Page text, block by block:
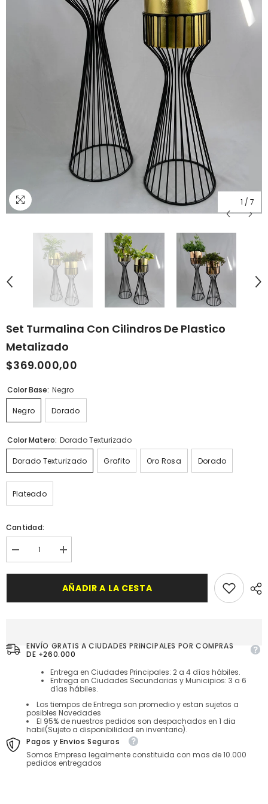
1 / 7
Set Turmalina Con Cilindros De Plastico
Metalizado
$369.000,00
Color Base: Negro
Negro Dorado
Color Matero: Dorado Texturizado
Dorado Texturizado Grafito Oro Rosa Dorado
Plateado
Cantidad:
Disminuir
cantidad
para
aumentar
la
cantidad
Set
Metalizado
AÑADIR A LA CESTA
ENVÍO GRATIS A CIUDADES PRINCIPALES POR COMPRAS
DE +260.000
Entrega en Ciudades Principales: 2 a 4 días hábiles.
Entrega en Ciudades Secundarias y Municipios: 3 a 6
días hábiles.
Los tiempos de Entrega son promedio y estan sujetos a
posibles Novedades
El 95% de nuestros pedidos son despachados en 1 dia
habil(Sujeto a disponibilidad en inventario).
Pagos y Envios Seguros
Somos Empresa legalmente constituida con mas de 10.000
pedidos entregados